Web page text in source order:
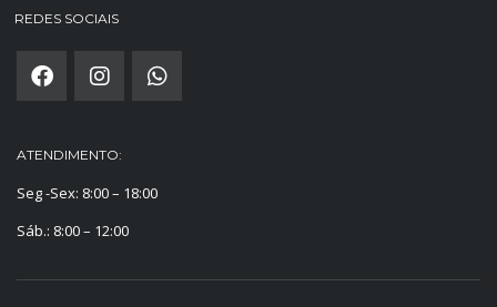
REDES SOCIAIS
ATENDIMENTO:
Seg -Sex: 8:00 – 18:00
Sáb.: 8:00 – 12:00